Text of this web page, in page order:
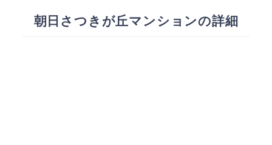
朝日さつきが丘マンションの詳細